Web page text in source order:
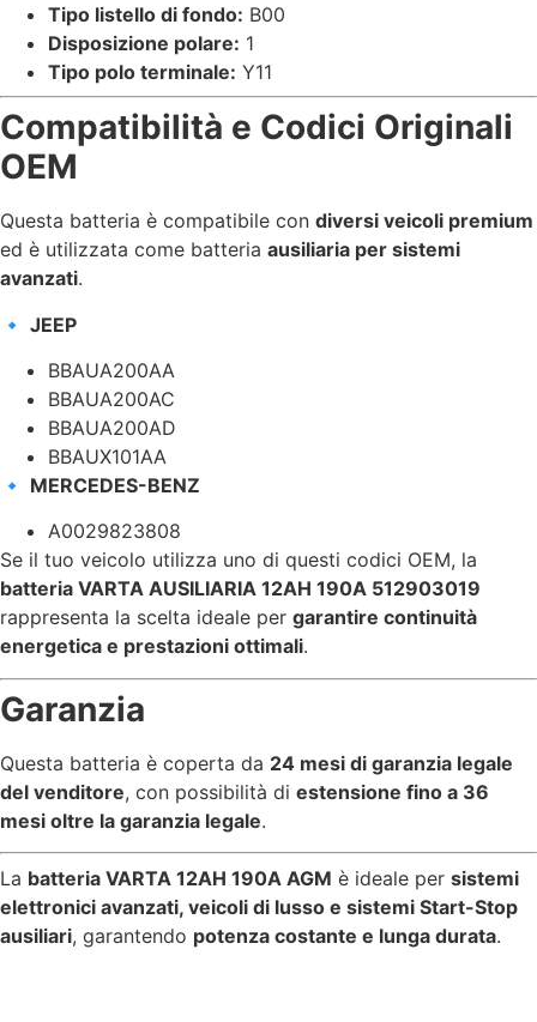
Tipo listello di fondo: B00
Disposizione polare: 1
Tipo polo terminale: Y11
Compatibilità e Codici Originali
OEM
Questa batteria è compatibile con diversi veicoli premium
ed è utilizzata come batteria ausiliaria per sistemi
avanzati.
🔹 JEEP
BBAUA200AA
BBAUA200AC
BBAUA200AD
BBAUX101AA
🔹 MERCEDES-BENZ
A0029823808
Se il tuo veicolo utilizza uno di questi codici OEM, la
batteria VARTA AUSILIARIA 12AH 190A 512903019
rappresenta la scelta ideale per garantire continuità
energetica e prestazioni ottimali.
Garanzia
Questa batteria è coperta da 24 mesi di garanzia legale
del venditore, con possibilità di estensione fino a 36
mesi oltre la garanzia legale.
La batteria VARTA 12AH 190A AGM è ideale per sistemi
elettronici avanzati, veicoli di lusso e sistemi Start-Stop
ausiliari, garantendo potenza costante e lunga durata.